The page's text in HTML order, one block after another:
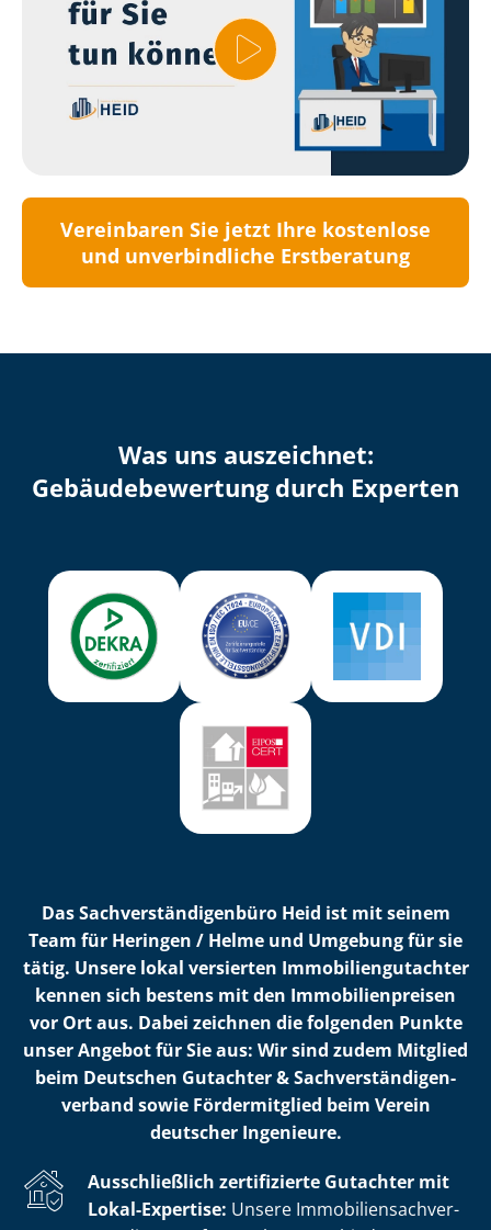
Vereinbaren Sie jetzt Ihre kostenlose
und unverbindliche Erstberatung
Was uns auszeichnet:
Ge­bäu­de­be­wer­tung durch Experten
Das Sach­ver­stän­di­gen­bü­ro Heid ist mit seinem
Team für Heringen / Helme und Umgebung für sie
tätig. Unsere lokal versierten Im­mo­bi­li­en­gut­ach­ter
kennen sich bestens mit den Im­mo­bi­li­en­prei­sen
vor Ort aus. Dabei zeichnen die folgenden Punkte
unser Angebot für Sie aus: Wir sind zudem Mitglied
beim Deutschen Gutachter & Sach­ver­stän­di­gen­
ver­band sowie Fördermitglied beim Verein
deutscher Ingenieure.
Ausschließlich zertifizierte Gutachter mit
Lokal-Expertise: Unsere Im­mo­bi­li­en­sach­ver­